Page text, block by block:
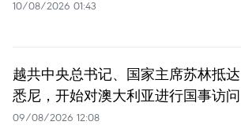
10/08/2026 01:43
越共中央总书记、国家主席苏林抵达
悉尼，开始对澳大利亚进行国事访问
09/08/2026 12:08